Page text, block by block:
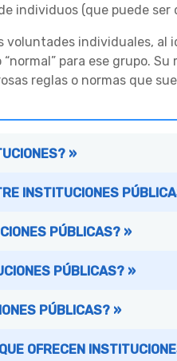
individuos (que puede ser
individuales, al
para ese grupo.
reglas o normas que
»
INSTITUCIONES
PÚBLICAS? »
PÚBLICAS? »
PÚBLICAS? »
OFRECEN